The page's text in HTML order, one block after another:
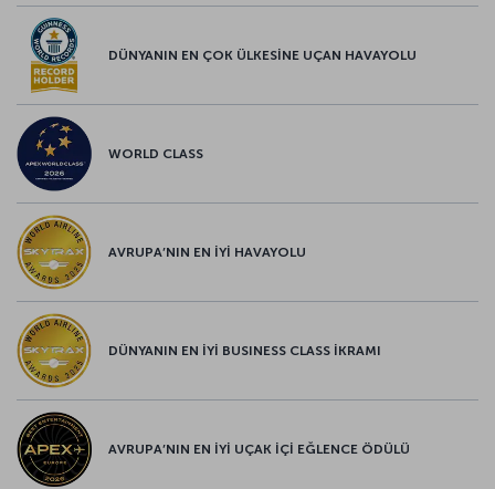
DÜNYANIN EN ÇOK ÜLKESİNE UÇAN HAVAYOLU
WORLD CLASS
AVRUPA’NIN EN İYİ HAVAYOLU
DÜNYANIN EN İYİ BUSINESS CLASS İKRAMI
AVRUPA’NIN EN İYİ UÇAK İÇİ EĞLENCE ÖDÜLÜ